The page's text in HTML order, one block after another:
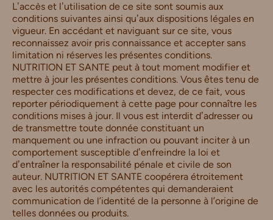
Lʼaccès et lʼutilisation de ce site sont soumis aux
conditions suivantes ainsi quʼaux dispositions légales en
vigueur. En accédant et naviguant sur ce site, vous
reconnaissez avoir pris connaissance et accepter sans
limitation ni réserves les présentes conditions.
NUTRITION ET SANTE peut à tout moment modifier et
mettre à jour les présentes conditions. Vous êtes tenu de
respecter ces modifications et devez, de ce fait, vous
reporter périodiquement à cette page pour connaître les
conditions mises à jour. Il vous est interdit dʼadresser ou
de transmettre toute donnée constituant un
manquement ou une infraction ou pouvant inciter à un
comportement susceptible dʼenfreindre la loi et
dʼentraîner la responsabilité pénale et civile de son
auteur. NUTRITION ET SANTE coopérera étroitement
avec les autorités compétentes qui demanderaient
communication de l’identité de la personne à l’origine de
telles données ou produits.